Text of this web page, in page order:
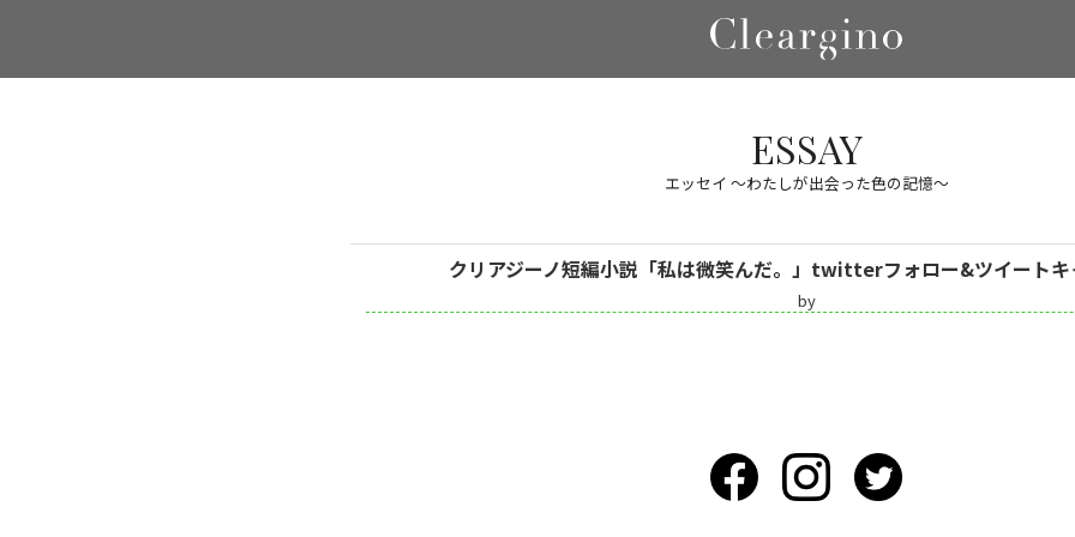
ESSAY
エッセイ 〜わたしが出会った色の記憶〜
クリアジーノ短編小説「私は微笑んだ。」twitterフォロー&ツイートキ
by